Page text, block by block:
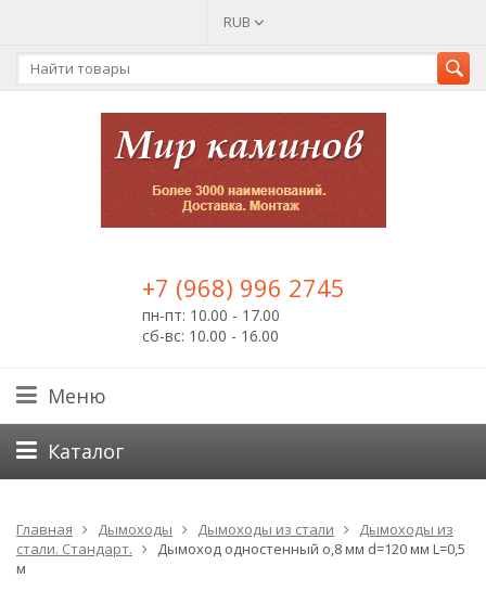
RUB
+7 (968) 996 2745
пн-пт: 10.00 - 17.00
сб-вс: 10.00 - 16.00
Меню
Каталог
Главная Дымоходы Дымоходы из стали
Дымоходы из
стали. Стандарт.
Дымоход одностенный о,8 мм d=120 мм L=0,5
м